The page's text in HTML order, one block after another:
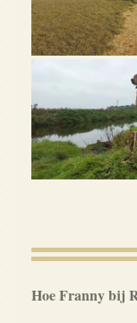
Hoe Franny bij